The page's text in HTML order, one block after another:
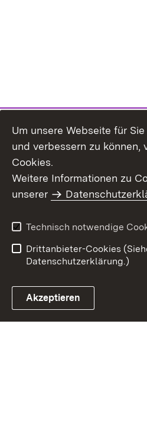
Benutzungshinweise
Um unsere Webseite für
und verbessern zu können,
Cookies.
Weitere Informationen zu
unserer
Technisch notwendige
Drittanbieter-Cookies
Datenschutzerklärung.)
Akzeptieren